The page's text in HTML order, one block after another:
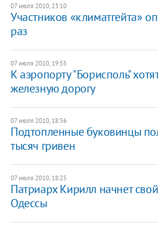
07 июля 2010, 23:10
Участников «климатгейта»
раз
07 июля 2010, 19:55
К аэропорту "Борисполь"
железную дорогу
07 июля 2010, 18:56
Подтопленные буковинцы
тысяч гривен
07 июля 2010, 18:25
Патриарх Кирилл начнет
Одессы